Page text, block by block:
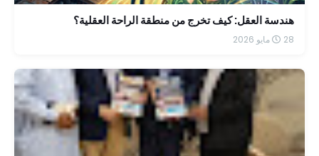
هندسة العقل: كيف تخرج من منطقة الراحة العقلية؟
28 مايو 2026